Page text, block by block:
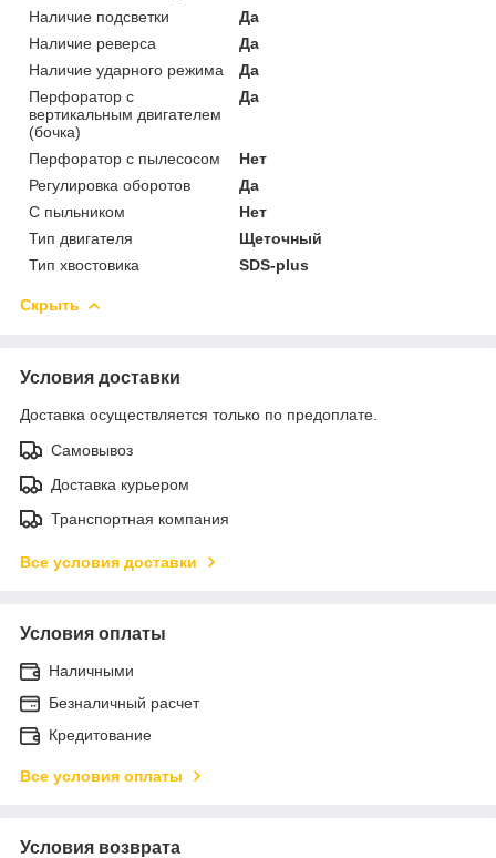
Наличие подсветки
Да
Наличие реверса
Да
Наличие ударного режима
Да
Перфоратор с
вертикальным двигателем
(бочка)
Да
Перфоратор с пылесосом
Нет
Регулировка оборотов
Да
С пыльником
Нет
Тип двигателя
Щеточный
Тип хвостовика
SDS-plus
Скрыть
Условия доставки
Доставка осуществляется только по предоплате.
Самовывоз
Доставка курьером
Транспортная компания
Все условия доставки
Условия оплаты
Наличными
Безналичный расчет
Кредитование
Все условия оплаты
Условия возврата